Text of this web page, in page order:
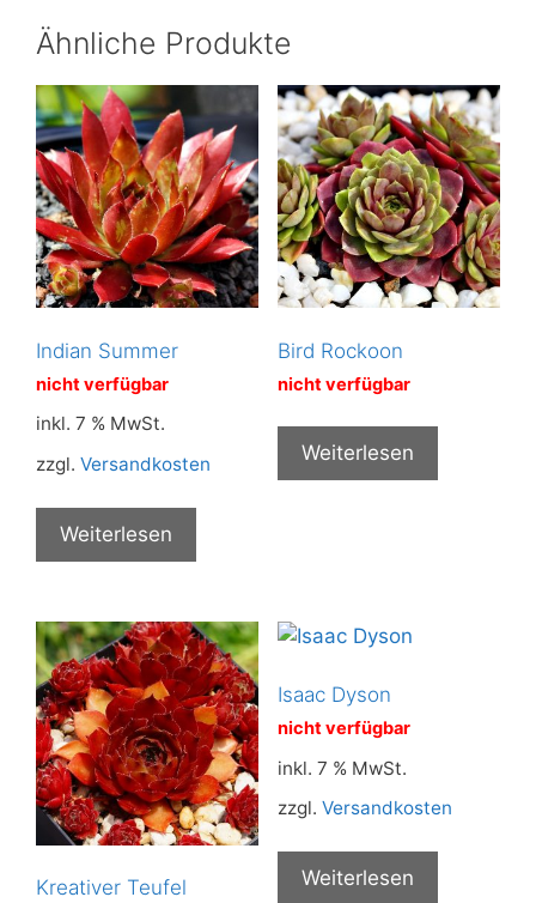
Ähnliche Produkte
Indian Summer
nicht verfügbar
inkl. 7 % MwSt.
zzgl. Versandkosten
Weiterlesen
Bird Rockoon
nicht verfügbar
Weiterlesen
Kreativer Teufel
Isaac Dyson
nicht verfügbar
inkl. 7 % MwSt.
zzgl. Versandkosten
Weiterlesen